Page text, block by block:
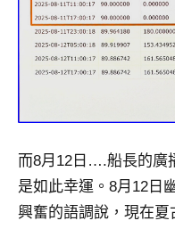
而8月12日….船長的廣
是如此幸運。8月12日
興奮的語調說，現在